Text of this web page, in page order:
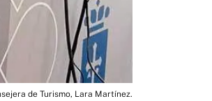
de Turismo, Lara Martínez.